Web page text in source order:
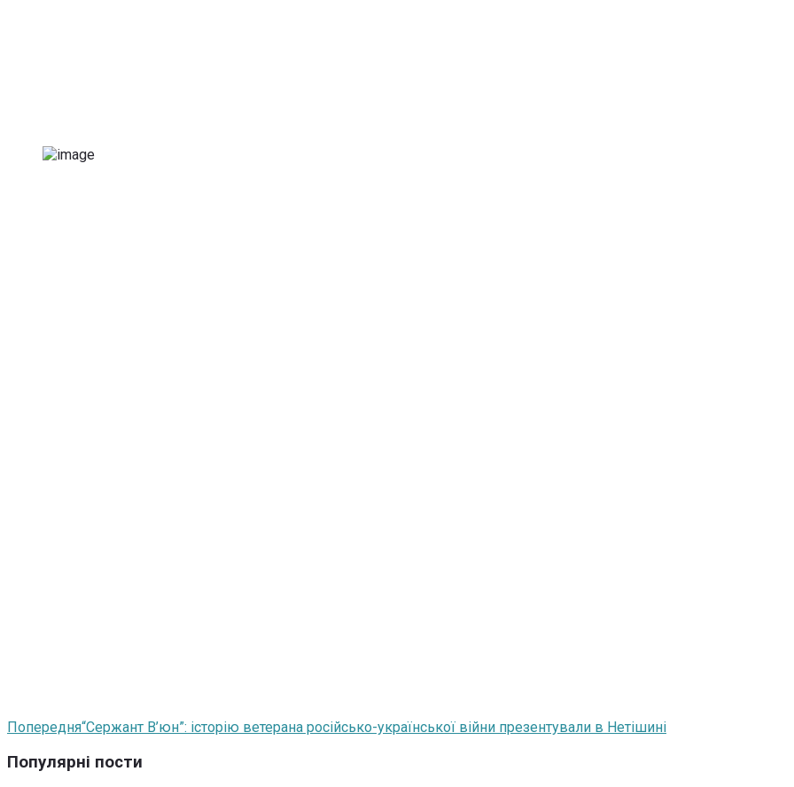
Попередня“Сержант В’юн”: історію ветерана російсько-української війни презентували в Нетішині
Популярні пости